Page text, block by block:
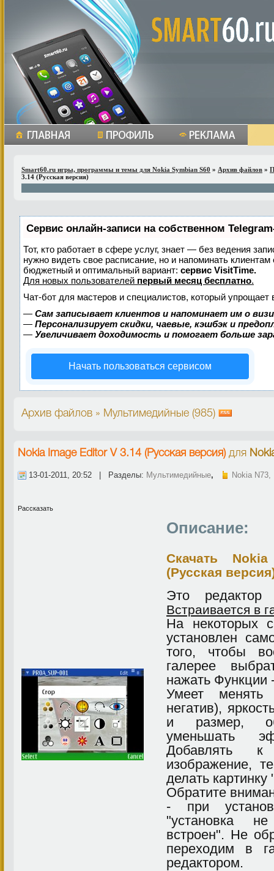
Smart60.ru игры, программы и темы для Nokia Symbian S60 » Архив файлов »
3.14 (Русская версия)
Сервис онлайн-записи на собственном
Тот, кто работает в сфере услуг, знает — без ведения
нужно видеть свое расписание, но и напоминать
бюджетный и оптимальный вариант: сервис VisitTime.
Для новых пользователей первый месяц бесплатно.
Чат-бот для мастеров и специалистов, который упрощает
— Сам записывает клиентов и напоминает им о
— Персонализирует скидки, чаевые, кэшбэк и
— Увеличивает доходимость и помогает больше
Начать пользоваться сервисом
Архив файлов » Мультимедийные (985)
Nokia Image Editor V 3.14 (Русская версия)для
13-01-2011, 20:52 | Разделы: Мультимедийные, Nokia
Рассказать
Описание:
Скачать
(Русская
Это редактор
Встраивается в
На некоторых
установлен
того, чтобы
галерее
нажать Функции
Умеет менять
негатив),
и размер,
уменьшать
Добавлять к
изображение,
делать
Обратите
- при
"установка
встроен". Не
переходим в
редактором.